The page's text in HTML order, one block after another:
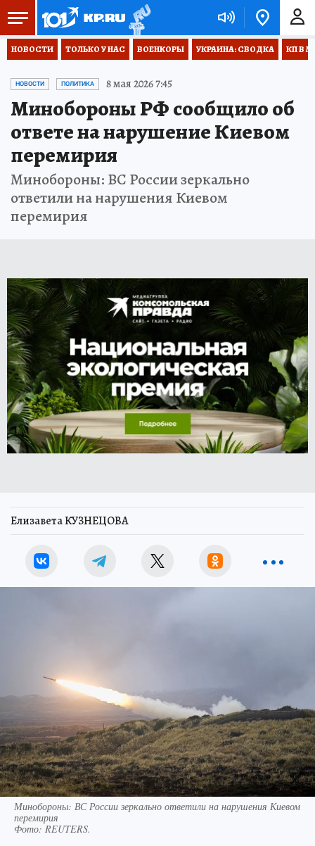
НОВОСТИ ТОЛЬКО У НАС ВОЕНКОРЫ УКРАИНА: СВОДКА КП В
НОВОСТИ ПОЛИТИКА 8 мая 2026 7:45
Минобороны РФ сообщило об
ответе на нарушение Киевом
перемирия
Минобороны: ВС России зеркально
ответили на нарушения Киевом
перемирия
Елизавета КУЗНЕЦОВА
Минобороны: ВС России зеркально ответили на нарушения Киевом
перемирия
Фото: REUTERS.